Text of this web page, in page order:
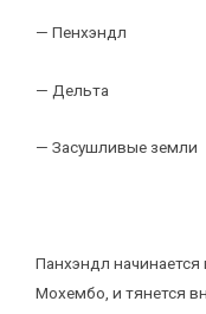
— Пенхэндл
— Дельта
— Засушливые земли
Панхэндл начинается
Мохембо, и тянется